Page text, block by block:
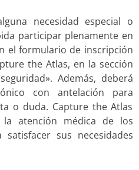
necesidad especial o
participar plenamente en
el formulario de inscripción
the Atlas, en la sección
Además, deberá
con antelación para
o duda. Capture the Atlas
atención médica de los
sus necesidades